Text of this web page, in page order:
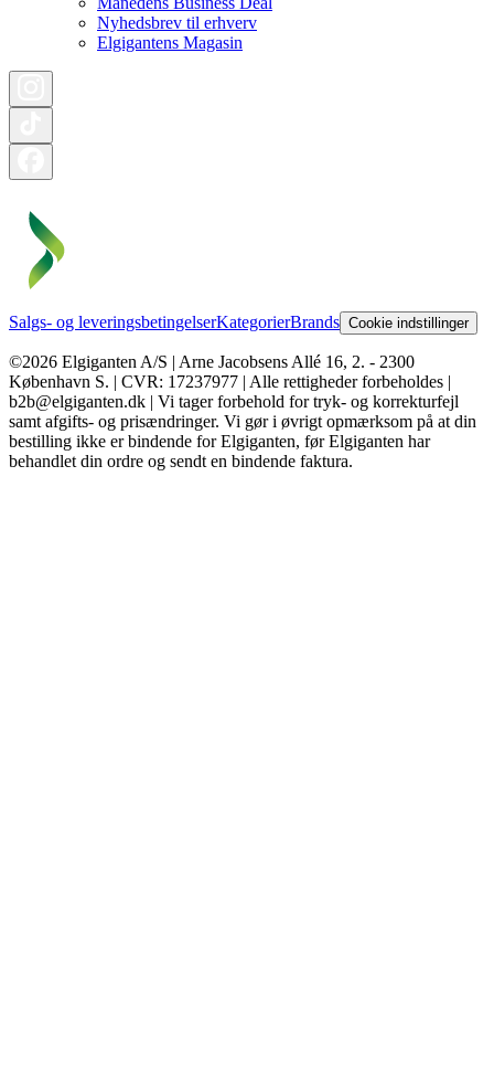
Nyhedsbrev til erhverv
Elgigantens Magasin
Salgs- og leveringsbetingelserKategorierBrands Cookie indstillinger
©2026 Elgiganten A/S | Arne Jacobsens Allé 16, 2. - 2300
København S. | CVR: 17237977 | Alle rettigheder forbeholdes |
b2b@elgiganten.dk | Vi tager forbehold for tryk- og korrekturfejl
samt afgifts- og prisændringer. Vi gør i øvrigt opmærksom på at din
bestilling ikke er bindende for Elgiganten, før Elgiganten har
behandlet din ordre og sendt en bindende faktura.